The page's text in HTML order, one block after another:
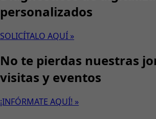
personalizados
SOLICÍTALO AQUÍ »
No te pierdas nuestras
visitas y eventos
¡INFÓRMATE AQUÍ! »